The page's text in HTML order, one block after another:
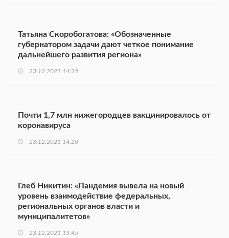
Татьяна Скоробогатова: «Обозначенные
губернатором задачи дают четкое понимание
дальнейшего развития региона»
23.12.2021 14:25
Почти 1,7 млн нижегородцев вакцинировалось от
коронавируса
23.12.2021 14:20
Глеб Никитин: «Пандемия вывела на новый
уровень взаимодействие федеральных,
региональных органов власти и
муниципалитетов»
23.12.2021 13:45